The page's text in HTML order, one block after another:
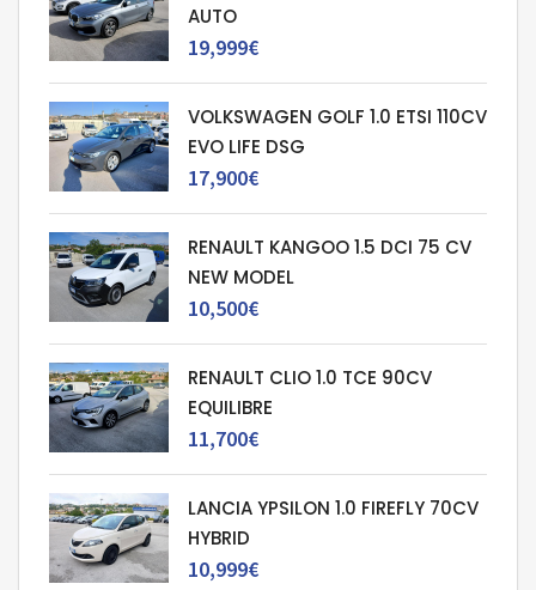
AUTO
19,999€
VOLKSWAGEN GOLF 1.0 ETSI 110CV
EVO LIFE DSG
17,900€
RENAULT KANGOO 1.5 DCI 75 CV
NEW MODEL
10,500€
RENAULT CLIO 1.0 TCE 90CV
EQUILIBRE
11,700€
LANCIA YPSILON 1.0 FIREFLY 70CV
HYBRID
10,999€